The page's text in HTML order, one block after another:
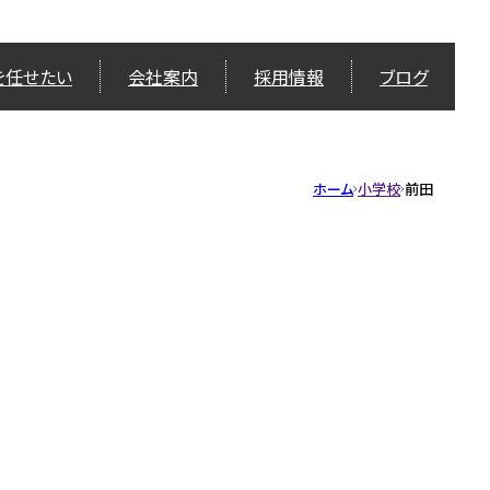
せたい 会社案内 採用情報 ブログ
ホーム 小学校 前田